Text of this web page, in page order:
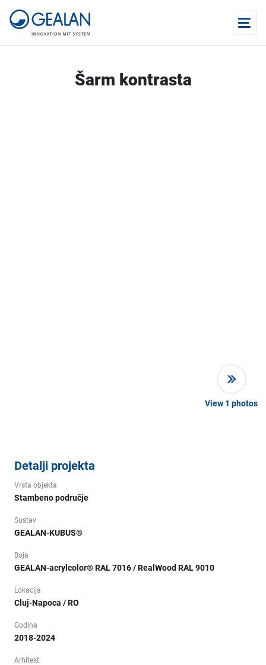
Šarm kontrasta
View 1 photos
Detalji projekta
Vrsta objekta
Stambeno područje
Sustav
GEALAN-KUBUS®
Boja
GEALAN-acrylcolor® RAL 7016 / RealWood RAL 9010
Lokacija
Cluj-Napoca / RO
Godina
2018-2024
Arhitekt